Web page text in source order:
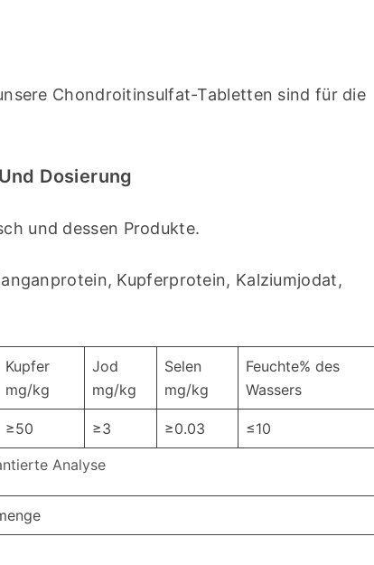
Chondroitinsulfat-Tabletten sind für die
Dosierung
und dessen Produkte.
Kupferprotein, Kalziumjodat,
Kupfer
mg/kg
Jod
mg/kg
Selen
mg/kg
Feuchte% des
Wassers
≥50 ≥3 ≥0.03
≤10
Analyse